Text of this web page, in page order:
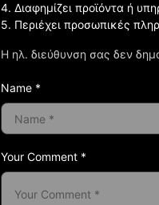
Η ηλ. διεύθυνση σας δεν
Your Comment *
4. Διαφημίζει προϊόντα ή
5. Περιέχει προσωπικές
Name *